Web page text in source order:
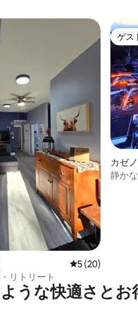
の平均評価
レビュー20件、
5 (20)
リトリート
ゲス
ゲス
カゼ
パート
静か
うな快⁠適⁠さ⁠とお⁠